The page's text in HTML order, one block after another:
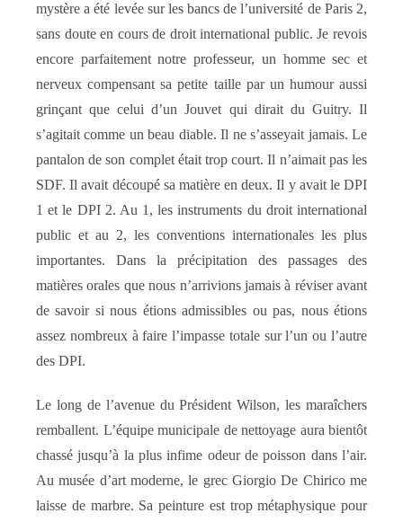
mystère a été levée sur les bancs de l’université de Paris 2,
sans doute en cours de droit international public. Je revois
encore parfaitement notre professeur, un homme sec et
nerveux compensant sa petite taille par un humour aussi
grinçant que celui d’un Jouvet qui dirait du Guitry. Il
s’agitait comme un beau diable. Il ne s’asseyait jamais. Le
pantalon de son complet était trop court. Il n’aimait pas les
SDF. Il avait découpé sa matière en deux. Il y avait le DPI
1 et le DPI 2. Au 1, les instruments du droit international
public et au 2, les conventions internationales les plus
importantes. Dans la précipitation des passages des
matières orales que nous n’arrivions jamais à réviser avant
de savoir si nous étions admissibles ou pas, nous étions
assez nombreux à faire l’impasse totale sur l’un ou l’autre
des DPI.
Le long de l’avenue du Président Wilson, les maraîchers
remballent. L’équipe municipale de nettoyage aura bientôt
chassé jusqu’à la plus infime odeur de poisson dans l’air.
Au musée d’art moderne, le grec Giorgio De Chirico me
laisse de marbre. Sa peinture est trop métaphysique pour